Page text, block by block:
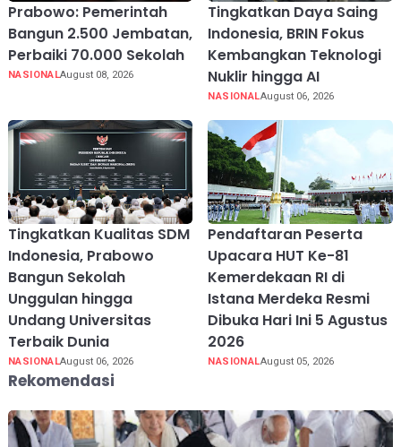
Prabowo: Pemerintah
Bangun 2.500 Jembatan,
Perbaiki 70.000 Sekolah
NASIONALAugust 08, 2026
Tingkatkan Daya Saing
Indonesia, BRIN Fokus
Kembangkan Teknologi
Nuklir hingga AI
NASIONALAugust 06, 2026
Tingkatkan Kualitas SDM
Indonesia, Prabowo
Bangun Sekolah
Unggulan hingga
Undang Universitas
Terbaik Dunia
NASIONALAugust 06, 2026
Pendaftaran Peserta
Upacara HUT Ke-81
Kemerdekaan RI di
Istana Merdeka Resmi
Dibuka Hari Ini 5 Agustus
2026
NASIONALAugust 05, 2026
Rekomendasi